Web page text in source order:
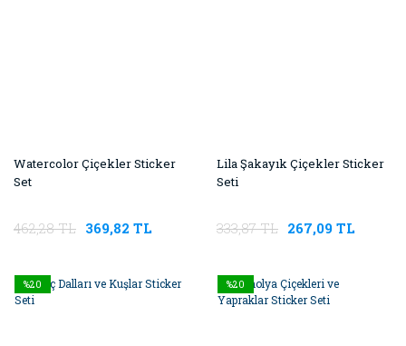
Watercolor Çiçekler Sticker
Set
462,28 TL 369,82 TL
Lila Şakayık Çiçekler Sticker
Seti
333,87 TL 267,09 TL
%20 %20